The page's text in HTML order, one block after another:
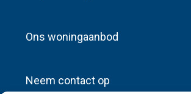
Ons woningaanbod
Neem contact op